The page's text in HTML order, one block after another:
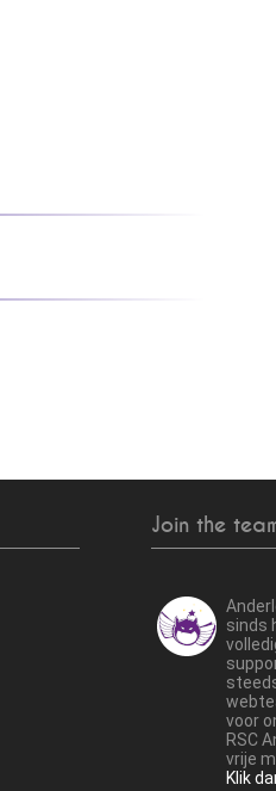
Join the
sinds
voor
RSC
vrije
Klik